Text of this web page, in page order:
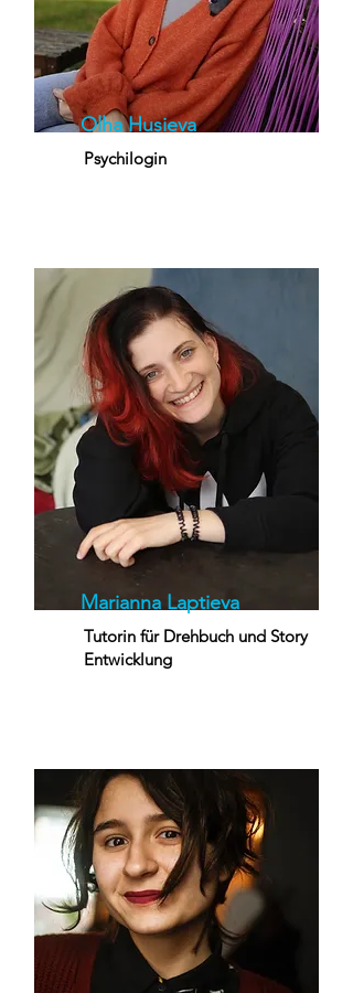
Olha Husieva
Psychilogin
Marianna Laptieva
Tutorin für Drehbuch und Story
Entwicklung